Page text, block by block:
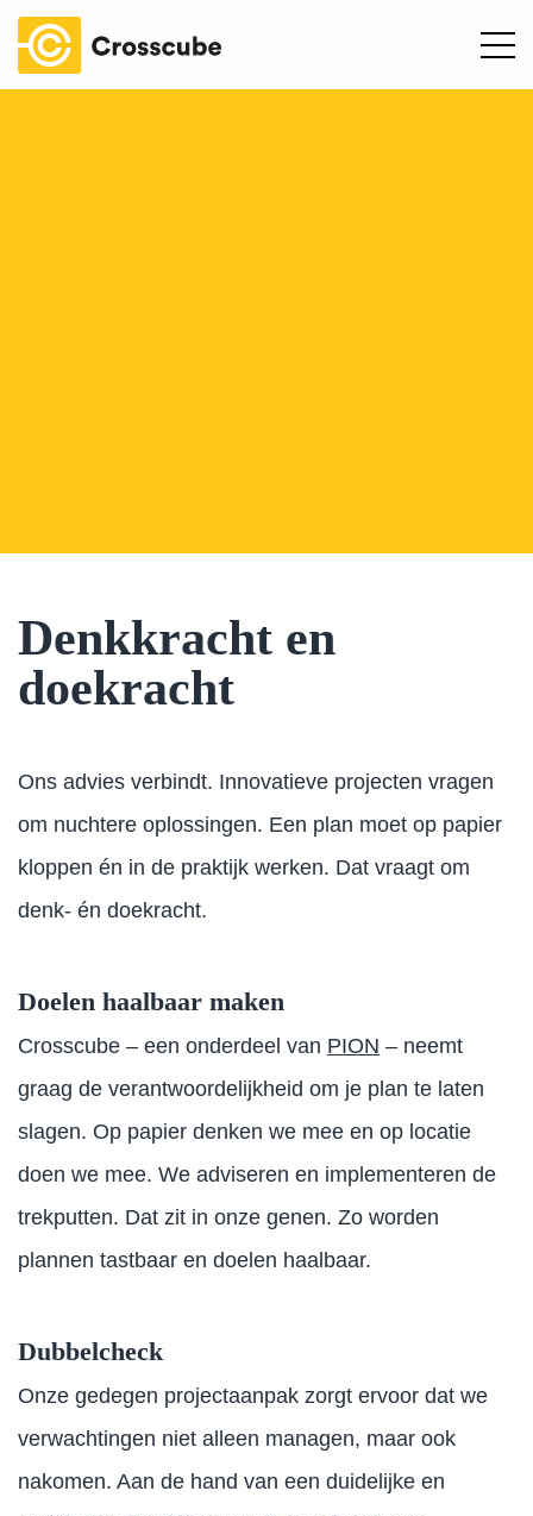
Denkkracht en
doekracht
Ons advies verbindt. Innovatieve projecten vragen
om nuchtere oplossingen. Een plan moet op papier
kloppen én in de praktijk werken. Dat vraagt om
denk- én doekracht.
Doelen haalbaar maken
Crosscube – een onderdeel van PION – neemt
graag de verantwoordelijkheid om je plan te laten
slagen. Op papier denken we mee en op locatie
doen we mee. We adviseren en implementeren de
trekputten. Dat zit in onze genen. Zo worden
plannen tastbaar en doelen haalbaar.
Dubbelcheck
Onze gedegen projectaanpak zorgt ervoor dat we
verwachtingen niet alleen managen, maar ook
nakomen. Aan de hand van een duidelijke en